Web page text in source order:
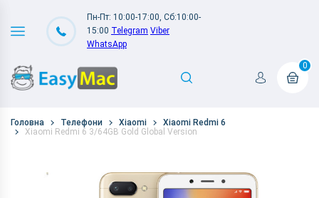
Пн-Пт: 10:00-17:00, Сб:10:00-
15:00 Telegram Viber
WhatsApp
0
Головна Телефони Xiaomi
Xiaomi Redmi 6
Xiaomi Redmi 6 3/64GB Gold Global Version